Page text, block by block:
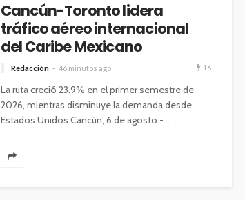
Cancún-Toronto lidera
tráfico aéreo internacional
del Caribe Mexicano
Redacción 46 minutos ago 16
La ruta creció 23.9% en el primer semestre de
2026, mientras disminuye la demanda desde
Estados Unidos.Cancún, 6 de agosto.-...